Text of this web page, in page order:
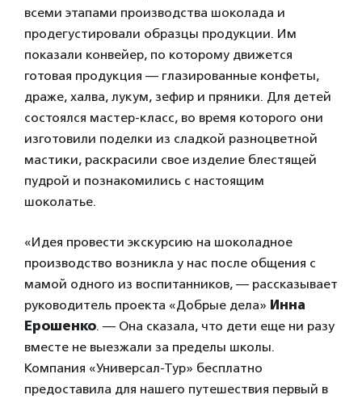
всеми этапами производства шоколада и
продегустировали образцы продукции. Им
показали конвейер, по которому движется
готовая продукция — глазированные конфеты,
драже, халва, лукум, зефир и пряники. Для детей
состоялся мастер-класс, во время которого они
изготовили поделки из сладкой разноцветной
мастики, раскрасили свое изделие блестящей
пудрой и познакомились с настоящим
шоколатье.
«Идея провести экскурсию на шоколадное
производство возникла у нас после общения с
мамой одного из воспитанников, — рассказывает
руководитель проекта «Добрые дела» Инна
Ерошенко. — Она сказала, что дети еще ни разу
вместе не выезжали за пределы школы.
Компания «Универсал-Тур» бесплатно
предоставила для нашего путешествия первый в